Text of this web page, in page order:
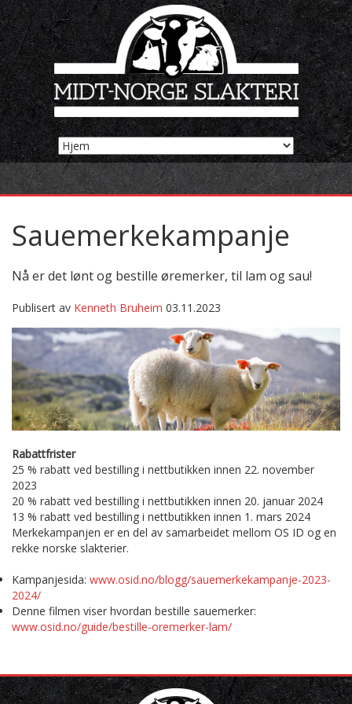
Sauemerkekampanje
Nå er det lønt og bestille øremerker, til lam og sau!
Publisert av Kenneth Bruheim 03.11.2023
Rabattfrister
25 % rabatt ved bestilling i nettbutikken innen 22. november
2023
20 % rabatt ved bestilling i nettbutikken innen 20. januar 2024
13 % rabatt ved bestilling i nettbutikken innen 1. mars 2024
Merkekampanjen er en del av samarbeidet mellom OS ID og en
rekke norske slakterier.
Kampanjesida: www.osid.no/blogg/sauemerkekampanje-2023-
2024/
Denne filmen viser hvordan bestille sauemerker:
www.osid.no/guide/bestille-oremerker-lam/